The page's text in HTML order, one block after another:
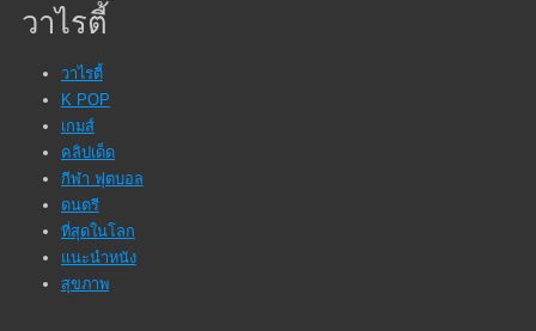
วาไรตี้
วาไรตี้
K POP
เกมส์
คลิปเด็ด
กีฬา ฟุตบอล
ดนตรี
ที่สุดในโลก
แนะนำหนัง
สุขภาพ